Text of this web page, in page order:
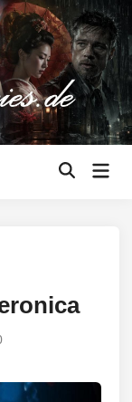
Suche